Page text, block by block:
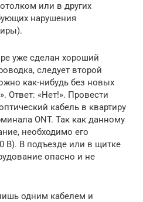
или в других
нарушения
уже сделан хороший
следует второй
как-нибудь без новых
Ответ: «Нет!». Провести
кабель в квартиру
ONT. Так как данному
необходимо его
В). В подъезде или в щитке
опасно и не
одним кабелем и